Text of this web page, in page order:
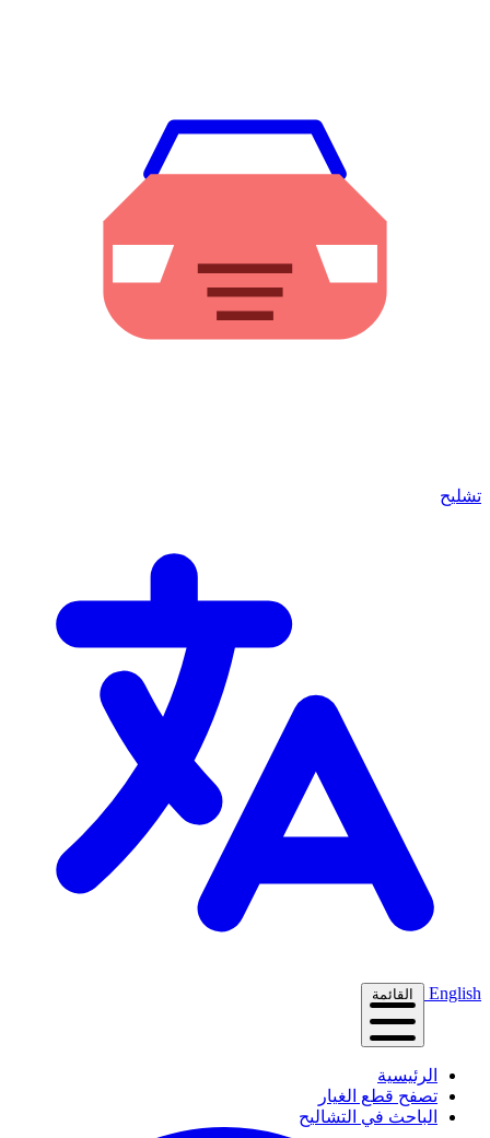
تشليح
English القائمة
الرئيسية
تصفح قطع الغيار
الباحث في التشاليح